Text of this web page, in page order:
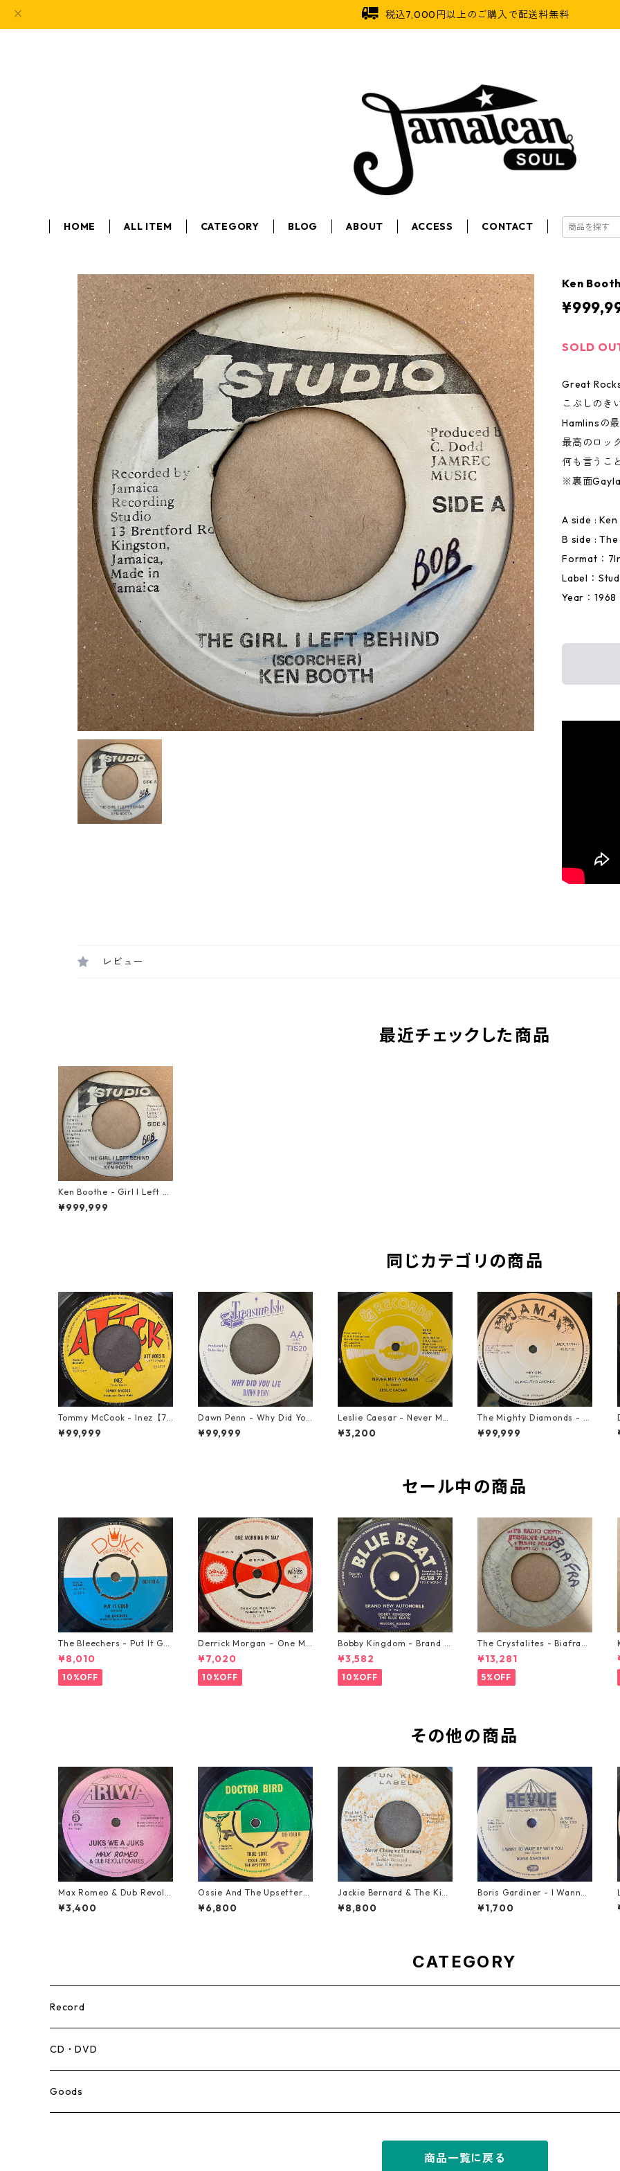
税込7,000円以上のご購入で配送料無料
HOME ALL ITEM CATEGORY BLOG ABOUT ACCESS CONTACT
Ken
SOLD
Great
こぶしのき
Hamlinsの
最高のロッ
何も言うこ
※裏面
A side :
B side :
Format：
Label：
Year：1968
レビュー
最近チェックした商品
Ken Boothe - Girl I Left B
ehind【7-21437】
¥999,999
同じカテゴリの商品
Tommy McCook - Inez【7-
21840】
¥99,999
Dawn Penn - Why Did You
Lie【7-21938】
¥99,999
Leslie Caesar - Never Met
A Woman【12-50067】
¥3,200
The Mighty Diamonds - H
ey Girl【12-50053】
¥99,999
セール中の商品
The Bleechers - Put It Go
od 【7-21637】
¥8,010
10%OFF
Derrick Morgan – One Mo
rning In May【7-21653】
¥7,020
10%OFF
Bobby Kingdom - Brand N
ew Automobile【7-2088
9】
¥3,582
10%OFF
The Crystalites - Biafra
【7-21293】
¥13,281
5%OFF
その他の商品
Max Romeo & Dub Revolu
tionaries - Juks We A Juk
s【10-90000】
¥3,400
Ossie And The Upsetters
- True Love【7-22000】
¥6,800
Jackie Bernard & The Kin
gstonians - Never Changi
ng Harmony【7-21948】
¥8,800
Boris Gardiner - I Wanna
Wake Up With You【7-219
24】
¥1,700
CATEGORY
Record
Mento,Calypso,Ballad
Ska
CD・DVD
Goods
商品一覧に戻る